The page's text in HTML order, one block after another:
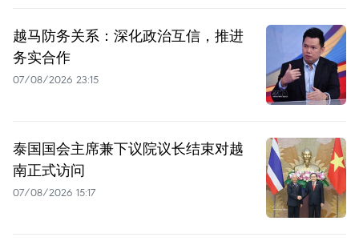
越马防务关系：深化政治互信，推进
务实合作
07/08/2026 23:15
泰国国会主席兼下议院议长结束对越
南正式访问
07/08/2026 15:17